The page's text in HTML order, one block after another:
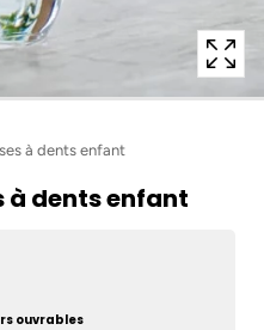
à dents enfant
à dents enfant
ouvrables